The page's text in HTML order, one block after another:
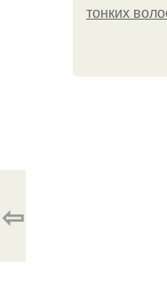
тонких
⇦